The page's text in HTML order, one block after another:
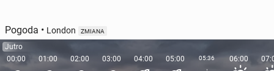
Pogoda • London ZMIANA
Jutro
00:00
01:00 02:00 03:00 04:00 05:00 05:36 06:00